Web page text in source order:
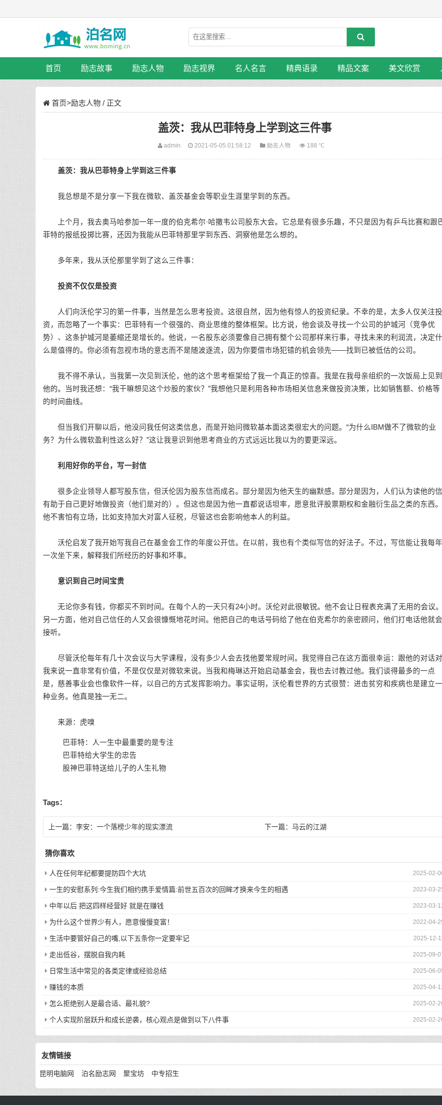
首页 励志故事 励志人物 励志视界 名人名言 精典语录 精品文案 美文欣赏
首页>励志人物 / 正文
盖茨：我从巴菲特身上学到这三件事
admin 2021-05-05 01:58:12 励志人物 188 ℃
盖茨：我从巴菲特身上学到这三件事
我总想是不是分享一下我在微软、盖茨基金会等职业生涯里学到的东西。
上个月，我去奥马哈参加一年一度的伯克希尔·哈撒韦公司股东大会。它总是有很多乐趣，不只是因为有乒乓比赛和跟
菲特的报纸投掷比赛，还因为我能从巴菲特那里学到东西、洞察他是怎么想的。
多年来，我从沃伦那里学到了这么三件事：
投资不仅仅是投资
人们向沃伦学习的第一件事，当然是怎么思考投资。这很自然，因为他有惊人的投资纪录。不幸的是，太多人仅关注投
资，而忽略了一个事实：巴菲特有一个很强的、商业思维的整体框架。比方说，他会谈及寻找一个公司的护城河（竞争优
势）、这条护城河是萎缩还是增长的。他说，一名股东必须要像自己拥有整个公司那样来行事，寻找未来的利润流，决定什
么是值得的。你必须有忽视市场的意志而不是随波逐流，因为你要借市场犯错的机会领先——找到已被低估的公司。
我不得不承认，当我第一次见到沃伦，他的这个思考框架给了我一个真正的惊喜。我是在我母亲组织的一次饭局上见到
他的。当时我还想：“我干嘛想见这个炒股的家伙？”我想他只是利用各种市场相关信息来做投资决策，比如销售额、价格等
的时间曲线。
但当我们开聊以后，他没问我任何这类信息，而是开始问微软基本面这类很宏大的问题。“为什么IBM做不了微软的业
务？为什么微软盈利性这么好？”这让我意识到他思考商业的方式远远比我以为的要更深远。
利用好你的平台，写一封信
很多企业领导人都写股东信，但沃伦因为股东信而成名。部分是因为他天生的幽默感。部分是因为，人们认为读他的信
有助于自己更好地做投资（他们是对的）。但这也是因为他一直都说话坦率，愿意批评股票期权和金融衍生品之类的东西。
他不害怕有立场，比如支持加大对富人征税，尽管这也会影响他本人的利益。
沃伦启发了我开始写我自己在基金会工作的年度公开信。在以前，我也有个类似写信的好法子。不过，写信能让我每年
一次坐下来，解释我们所经历的好事和坏事。
意识到自己时间宝贵
无论你多有钱，你都买不到时间。在每个人的一天只有24小时。沃伦对此很敏锐。他不会让日程表充满了无用的会议
另一方面，他对自己信任的人又会很慷慨地花时间。他把自己的电话号码给了他在伯克希尔的亲密顾问，他们打电话他就会
接听。
尽管沃伦每年有几十次会议与大学课程，没有多少人会去找他要常规时间。我觉得自己在这方面很幸运：跟他的对话对
我来说一直非常有价值，不是仅仅是对微软来说。当我和梅琳达开始启动基金会，我也去讨教过他。我们谈得最多的一点
是，慈善事业会也像软件一样，以自己的方式发挥影响力。事实证明，沃伦看世界的方式很赞：进击贫穷和疾病也是建立一
种业务。他真是独一无二。
来源：虎嗅
巴菲特：人一生中最重要的是专注
巴菲特给大学生的忠告
股神巴菲特送给儿子的人生礼物
Tags：
上一篇： 李安：一个落榜少年的现实漂流 下一篇：马云的江湖
猜你喜欢
2025-02-
人在任何年纪都要提防四个大坑
2023-03-
一生的安慰系列:今生我们相约携手爱情篇:前世五百次的回眸才换来今生的相遇
2023-03-
中年以后 把这四样经营好 就是在赚钱
2022-04-
为什么这个世界少有人，愿意慢慢变富！
2025-12-
生活中要管好自己的嘴,以下五条你一定要牢记
2025-09-
走出低谷，摆脱自我内耗
2025-06-
日常生活中常见的各类定律或经验总结
2025-04-
赚钱的本质
2025-02-
怎么拒绝别人是最合适、最礼貌?
2025-02-
个人实现阶层跃升和成长逆袭，核心观点是做到以下八件事
友情链接
昆明电脑网 泊名励志网 聚宝坊 中专招生